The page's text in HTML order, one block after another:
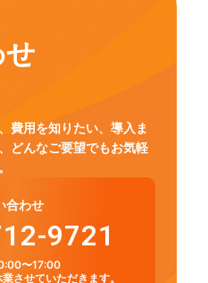
費用を知りたい、導入ま
どんなご要望でもお気軽
合わせ
9721
〜17:00
させていただきます。